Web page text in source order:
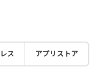
ス アプリストア